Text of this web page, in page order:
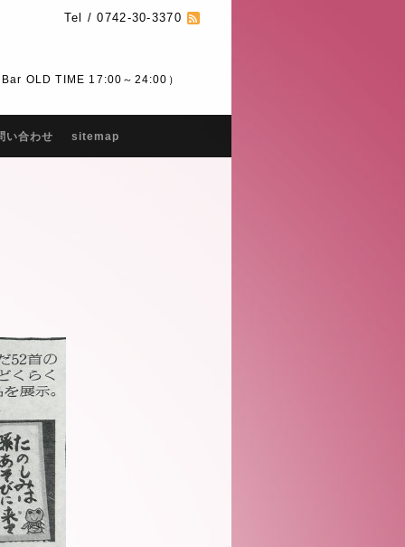
Tel / 0742-30-3370
Bar OLD TIME 17:00～24:00）
い合わせ sitemap